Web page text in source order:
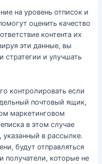
на уровень отписок и
оценить качество
контента их
эти данные, вы
стратегии и улучшать
контролировать если
почтовый ящик,
маркетинговом
в этом случае
в рассылке.
будут отправляться
получатели, которые не